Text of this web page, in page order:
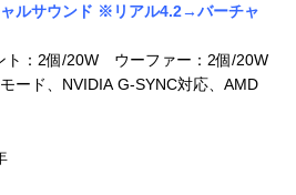
ルサウンド ※リアル4.2→バーチャ
ト：2個/20W ウーファー：2個/20W
ード、NVIDIA G-SYNC対応、AMD